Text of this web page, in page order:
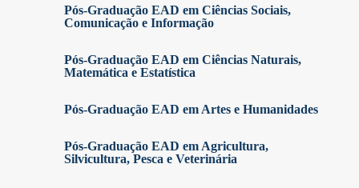
Pós-Graduação EAD em Ciências Sociais,
Comunicação e Informação
Pós-Graduação EAD em Ciências Naturais,
Matemática e Estatística
Pós-Graduação EAD em Artes e Humanidades
Pós-Graduação EAD em Agricultura,
Silvicultura, Pesca e Veterinária